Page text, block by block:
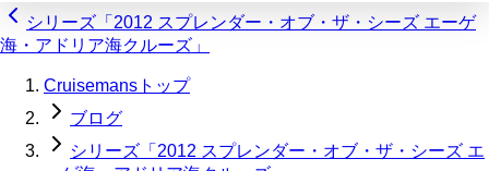
シリーズ「2012 スプレンダー・オブ・ザ・シーズ エーゲ
海・アドリア海クルーズ」
Cruisemansトップ
ブログ
シリーズ「2012 スプレンダー・オブ・ザ・シーズ エ